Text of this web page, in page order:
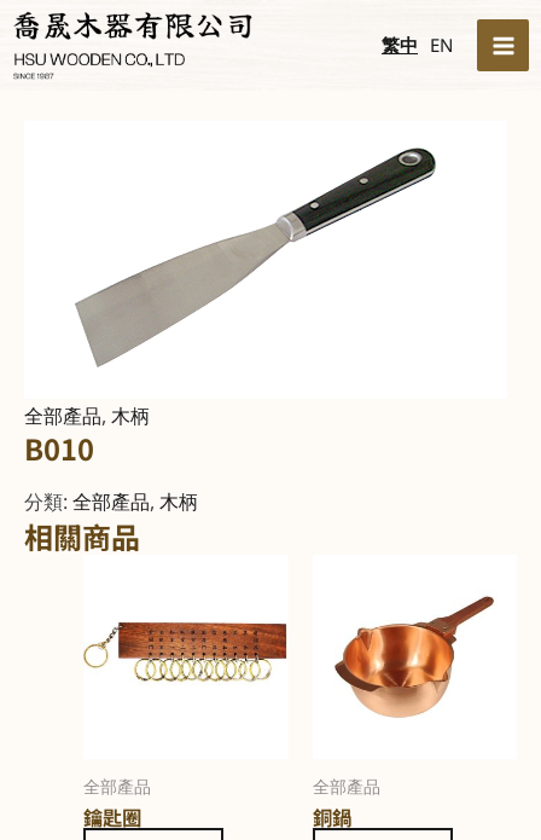
跳
至
主
繁中 EN
全部產品, 木柄
B010
分類:全部產品, 木柄
相關商品
全部產品
鑰匙圈
全部產品
銅鍋